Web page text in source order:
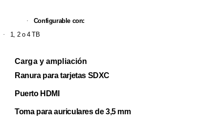
·
Configurable con:
·
1, 2 o 4 TB
Carga y ampliación
Ranura para tarjetas SDXC
Puerto HDMI
Toma para auriculares de 3,5 mm